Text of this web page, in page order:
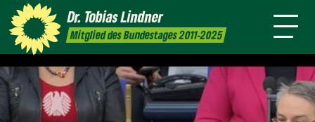
Dr. TobiasLindner
Mitglied des Bundestages 2011-2025
Leichte
Sprache
Presse Kontakt
Amt